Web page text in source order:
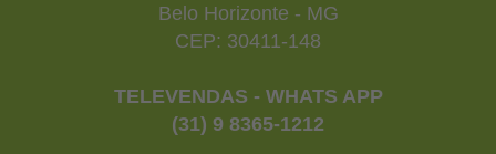
Belo Horizonte - MG
CEP: 30411-148
TELEVENDAS - WHATS APP
(31) 9 8365-1212